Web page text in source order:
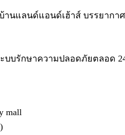
านแลนด์แอนด์เฮ้าส์ บรรยาก
บบรักษาความปลอดภัยตลอด
mall